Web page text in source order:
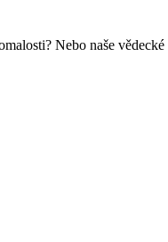
Nebo naše